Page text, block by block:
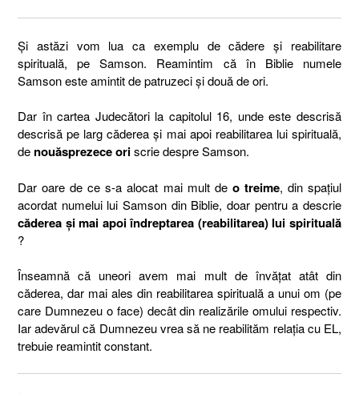
Și astăzi vom lua ca exemplu de cădere și reabilitare
spirituală, pe Samson. Reamintim că în Biblie numele
Samson este amintit de patruzeci și două de ori.
Dar în cartea Judecători la capitolul 16, unde este descrisă
descrisă pe larg căderea și mai apoi reabilitarea lui spirituală,
de nouăsprezece oriscrie despre Samson.
Dar oare de ce s-a alocat mai mult de o treime, din spațiul
acordat numelui lui Samson din Biblie, doar pentru a descrie
căderea și mai apoi îndreptarea (reabilitarea) lui spirituală
?
Înseamnă că uneori avem mai mult de învățat atât din
căderea, dar mai ales din reabilitarea spirituală a unui om (pe
care Dumnezeu o face) decât din realizările omului respectiv.
Iar adevărul că Dumnezeu vrea să ne reabilităm relația cu EL,
trebuie reamintit constant.